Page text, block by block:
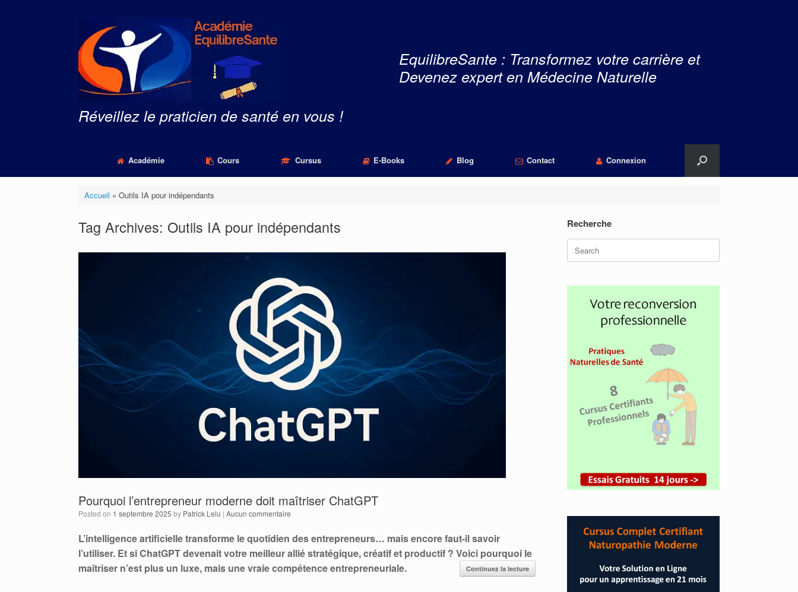
Réveillez le praticien de santé en vous !
EquilibreSante : Transformez votre carrière et
Devenez expert en Médecine Naturelle
Académie Cours Cursus E-Books Blog Contact Connexion
Accueil » Outils IA pour indépendants
Tag Archives: Outils IA pour indépendants
Pourquoi l’entrepreneur moderne doit maîtriser ChatGPT
Posted on 1 septembre 2025 by Patrick Lelu | Aucun commentaire
L’intelligence artificielle transforme le quotidien des entrepreneurs… mais encore faut-il savoir
l’utiliser. Et si ChatGPT devenait votre meilleur allié stratégique, créatif et productif ? Voici pourquoi le
maîtriser n’est plus un luxe, mais une vraie compétence entrepreneuriale.
Continuez la lecture
Recherche
Search
for: